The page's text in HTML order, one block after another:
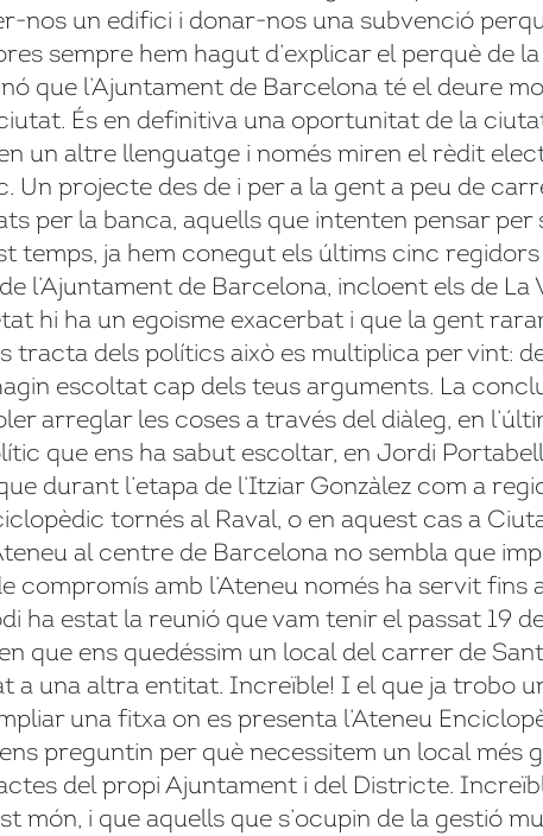
nos un edifici i donar-nos una subvenció
sempre hem hagut d’explicar el perquè de
que l’Ajuntament de Barcelona té el deure
És en definitiva una oportunitat de la
un altre llenguatge i només miren el rèdit
Un projecte des de i per a la gent a peu de
per la banca, aquells que intenten pensar
temps, ja hem conegut els últims cinc
l’Ajuntament de Barcelona, incloent els de
hi ha un egoisme exacerbat i que la gent
tracta dels polítics això es multiplica per vint:
escoltat cap dels teus arguments. La
arreglar les coses a través del diàleg, en
que ens ha sabut escoltar, en Jordi
durant l’etapa de l’Itziar Gonzàlez com a
tornés al Raval, o en aquest cas a
al centre de Barcelona no sembla que
compromís amb l’Ateneu només ha servit fins
ha estat la reunió que vam tenir el passat 19
que ens quedéssim un local del carrer de
a una altra entitat. Increïble! I el que ja trobo
una fitxa on es presenta l’Ateneu
preguntin per què necessitem un local
del propi Ajuntament i del Districte.
món, i que aquells que s’ocupin de la gestió